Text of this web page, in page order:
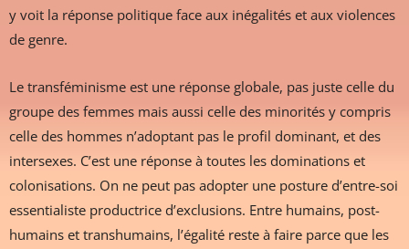
y voit la réponse politique face aux inégalités et aux violences
de genre.
Le transféminisme est une réponse globale, pas juste celle du
groupe des femmes mais aussi celle des minorités y compris
celle des hommes n’adoptant pas le profil dominant, et des
intersexes. C’est une réponse à toutes les dominations et
colonisations. On ne peut pas adopter une posture d’entre-soi
essentialiste productrice d’exclusions. Entre humains, post-
humains et transhumains, l’égalité reste à faire parce que les